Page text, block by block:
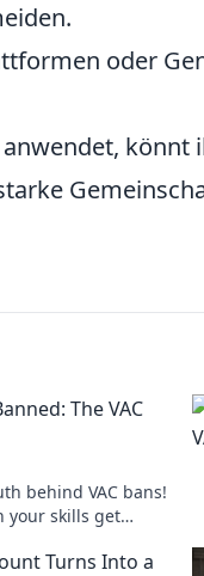
oder
The VAC
behind VAC bans!
your skills get
Turns Into a